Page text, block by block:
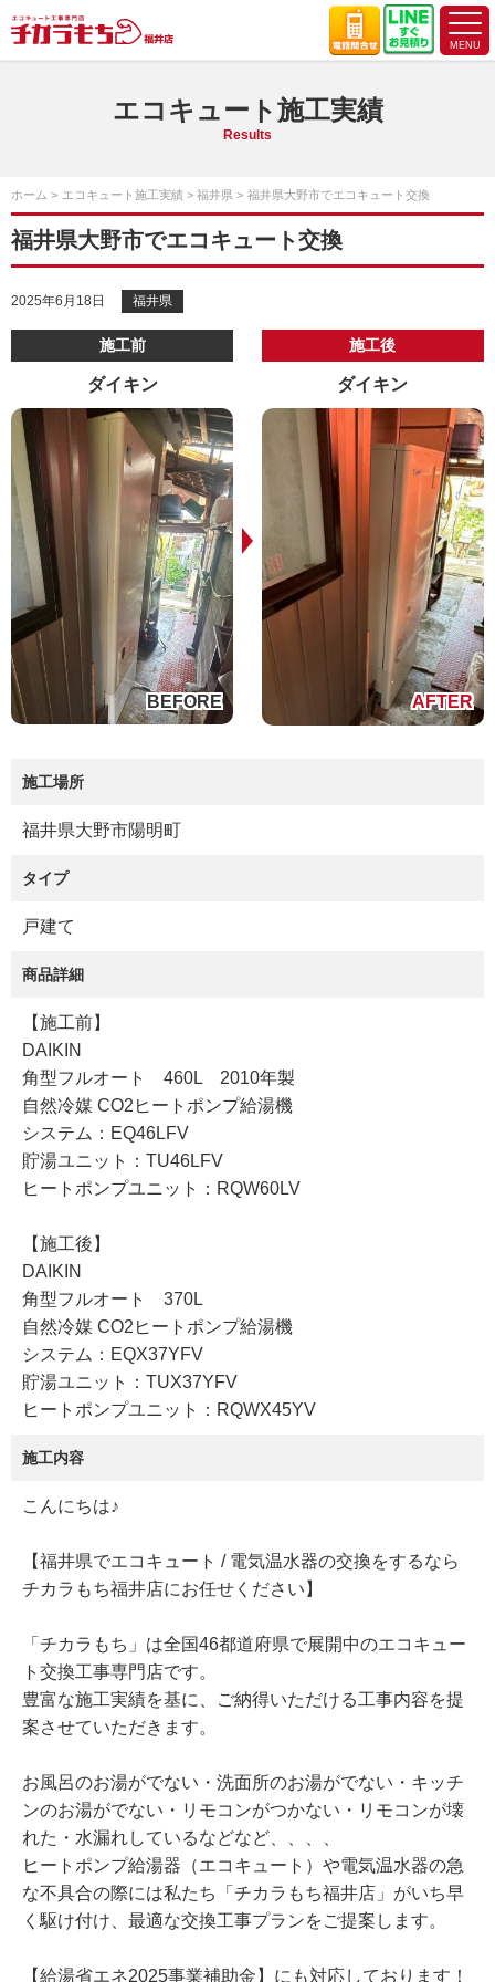
エコキュート施工実績
Results
ホーム エコキュート施工実績 福井県 福井県大野市でエコキュート交換
福井県大野市でエコキュート交換
2025年6月18日 福井県
施工前
ダイキン
施工後
ダイキン
施工場所
福井県大野市陽明町
タイプ
戸建て
商品詳細
【施工前】
DAIKIN
角型フルオート 460L 2010年製
自然冷媒 CO2ヒートポンプ給湯機
システム：EQ46LFV
貯湯ユニット：TU46LFV
ヒートポンプユニット：RQW60LV
【施工後】
DAIKIN
角型フルオート 370L
自然冷媒 CO2ヒートポンプ給湯機
システム：EQX37YFV
貯湯ユニット：TUX37YFV
ヒートポンプユニット：RQWX45YV
施工内容
​こんにちは♪
【福井県でエコキュート / 電気温水器の交換をするなら
チカラもち福井店にお任せください】
「チカラもち」は全国46都道府県で展開中のエコキュー
ト交換工事専門店です。
豊富な施工実績を基に、ご納得いただける工事内容を提
案させていただきます。
お風呂のお湯がでない・洗面所のお湯がでない・キッチ
ンのお湯がでない・リモコンがつかない・リモコンが壊
れた・水漏れしているなどなど、、、、
ヒートポンプ給湯器（エコキュート）や電気温水器の急
な不具合の際には私たち「チカラもち福井店」がいち早
く駆け付け、最適な交換工事プランをご提案します。
【給湯省エネ2025事業補助金】にも対応しております！